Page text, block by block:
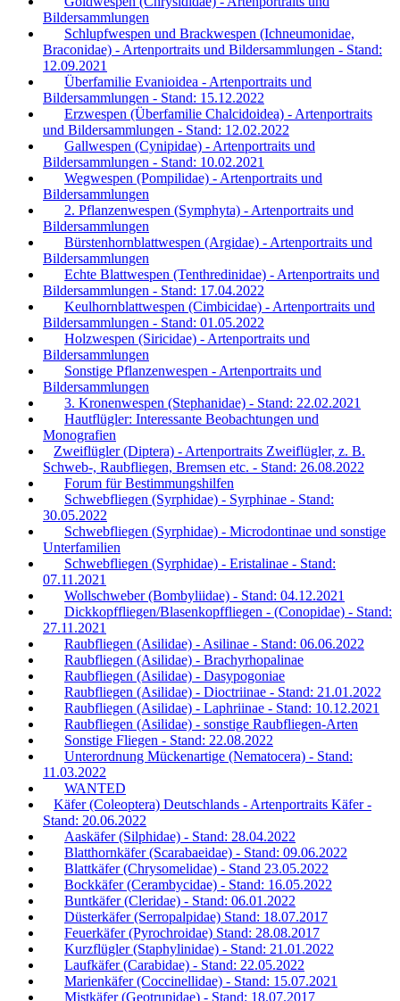
Bildersammlungen
Schlupfwespen und Brackwespen (Ichneumonidae,
Braconidae) - Artenportraits und Bildersammlungen - Stand:
12.09.2021
Überfamilie Evanioidea - Artenportraits und
Bildersammlungen - Stand: 15.12.2022
Erzwespen (Überfamilie Chalcidoidea) - Artenportraits
und Bildersammlungen - Stand: 12.02.2022
Gallwespen (Cynipidae) - Artenportraits und
Bildersammlungen - Stand: 10.02.2021
Wegwespen (Pompilidae) - Artenportraits und
Bildersammlungen
2. Pflanzenwespen (Symphyta) - Artenportraits und
Bildersammlungen
Bürstenhornblattwespen (Argidae) - Artenportraits und
Bildersammlungen
Echte Blattwespen (Tenthredinidae) - Artenportraits und
Bildersammlungen - Stand: 17.04.2022
Keulhornblattwespen (Cimbicidae) - Artenportraits und
Bildersammlungen - Stand: 01.05.2022
Holzwespen (Siricidae) - Artenportraits und
Bildersammlungen
Sonstige Pflanzenwespen - Artenportraits und
Bildersammlungen
3. Kronenwespen (Stephanidae) - Stand: 22.02.2021
Hautflügler: Interessante Beobachtungen und
Monografien
Zweiflügler (Diptera) - Artenportraits Zweiflügler, z. B.
Schweb-, Raubfliegen, Bremsen etc. - Stand: 26.08.2022
Forum für Bestimmungshilfen
Schwebfliegen (Syrphidae) - Syrphinae - Stand:
30.05.2022
Schwebfliegen (Syrphidae) - Microdontinae und sonstige
Unterfamilien
Schwebfliegen (Syrphidae) - Eristalinae - Stand:
07.11.2021
Wollschweber (Bombyliidae) - Stand: 04.12.2021
Dickkopffliegen/Blasenkopffliegen - (Conopidae) - Stand:
27.11.2021
Raubfliegen (Asilidae) - Asilinae - Stand: 06.06.2022
Raubfliegen (Asilidae) - Brachyrhopalinae
Raubfliegen (Asilidae) - Dasypogoniae
Raubfliegen (Asilidae) - Dioctriinae - Stand: 21.01.2022
Raubfliegen (Asilidae) - Laphriinae - Stand: 10.12.2021
Raubfliegen (Asilidae) - sonstige Raubfliegen-Arten
Sonstige Fliegen - Stand: 22.08.2022
Unterordnung Mückenartige (Nematocera) - Stand:
11.03.2022
WANTED
Käfer (Coleoptera) Deutschlands - Artenportraits Käfer -
Stand: 20.06.2022
Aaskäfer (Silphidae) - Stand: 28.04.2022
Blatthornkäfer (Scarabaeidae) - Stand: 09.06.2022
Blattkäfer (Chrysomelidae) - Stand 23.05.2022
Bockkäfer (Cerambycidae) - Stand: 16.05.2022
Buntkäfer (Cleridae) - Stand: 06.01.2022
Düsterkäfer (Serropalpidae) Stand: 18.07.2017
Feuerkäfer (Pyrochroidae) Stand: 28.08.2017
Kurzflügler (Staphylinidae) - Stand: 21.01.2022
Laufkäfer (Carabidae) - Stand: 22.05.2022
Marienkäfer (Coccinellidae) - Stand: 15.07.2021
Mistkäfer (Geotrupidae) - Stand: 18.07.2017